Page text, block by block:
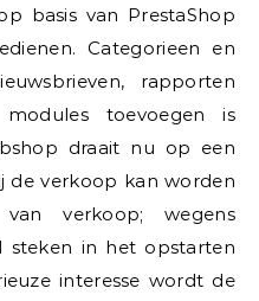
basis van PrestaShop
Categorieen en
rapporten
modules toevoegen is
draait nu op een
de verkoop kan worden
verkoop; wegens
steken in het opstarten
interesse wordt de